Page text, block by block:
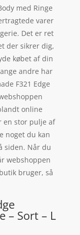
med Ringe
varer
Det er ret
der sikrer dig,
købet af din
andre har
F321 Edge
online
en stor pulje af
noget du kan
siden. Når du
webshoppen
bruger, så
– Sort – L